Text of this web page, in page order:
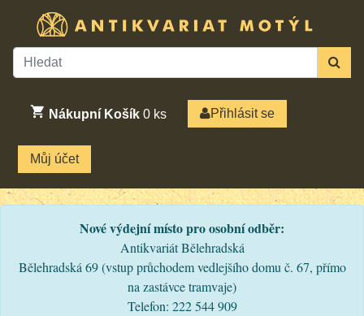
Nákupní Košík 0 ks Přihlásit se
Můj účet
Nové výdejní místo pro osobní odběr:
Antikvariát Bělehradská
Bělehradská 69 (vstup průchodem vedlejšího domu č. 67, přímo
na zastávce tramvaje)
Telefon: 222 544 909